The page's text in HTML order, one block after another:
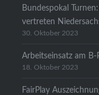
Bundespokal
vertreten
30. Oktober 2023
Arbeitseinsatz am B-
18. Oktober 2023
FairPlay